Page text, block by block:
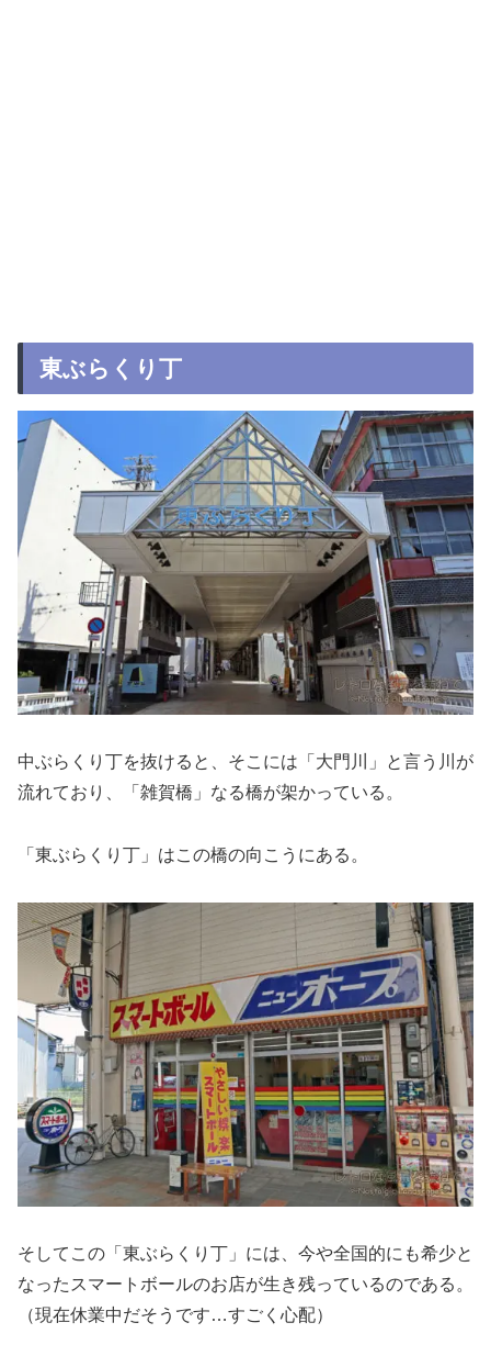
東ぶらくり丁
中ぶらくり丁を抜けると、そこには「大門川」と言う川が
流れており、「雑賀橋」なる橋が架かっている。
「東ぶらくり丁」はこの橋の向こうにある。
そしてこの「東ぶらくり丁」には、今や全国的にも希少と
なったスマートボールのお店が生き残っているのである。
（現在休業中だそうです…すごく心配）